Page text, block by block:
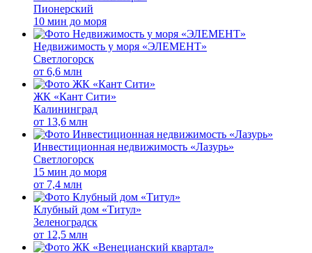
Пионерский
10 мин до моря
Недвижимость у моря «ЭЛЕМЕНТ»
Светлогорск
от 6,6 млн
ЖК «Кант Сити»
Калининград
от 13,6 млн
Инвестиционная недвижимость «Лазурь»
Светлогорск
15 мин до моря
от 7,4 млн
Клубный дом «Титул»
Зеленоградск
от 12,5 млн